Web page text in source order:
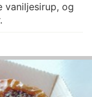
vaniljesirup, og